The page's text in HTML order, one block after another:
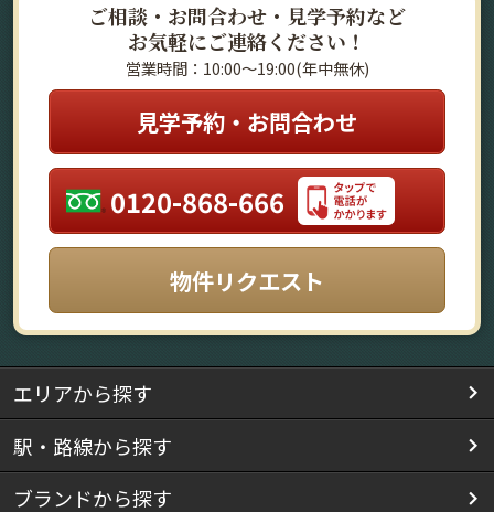
ご相談・お問合わせ・見学予約など
お気軽にご連絡ください！
営業時間：10:00～19:00(年中無休)
見学予約・お問合わせ
0120-868-666
物件リクエスト
エリアから探す
駅・路線から探す
ブランドから探す